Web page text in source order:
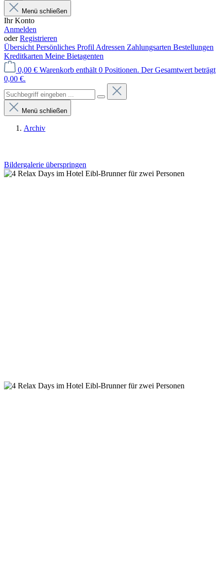
Menü schließen
Ihr Konto
Anmelden
oderRegistrieren
Übersicht Persönliches Profil Adressen Zahlungsarten Bestellungen
Kreditkarten Meine Bietagenten
0,00 € Warenkorb enthält 0 Positionen. Der Gesamtwert beträgt
0,00 €.
Menü schließen
Archiv
Bildergalerie überspringen